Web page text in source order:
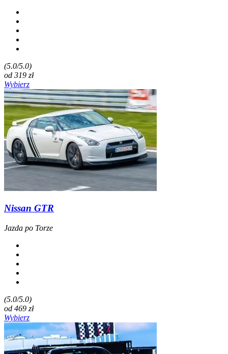
(5.0/5.0)
od 319 zł
Wybierz
Nissan GTR
Jazda po Torze
(5.0/5.0)
od 469 zł
Wybierz